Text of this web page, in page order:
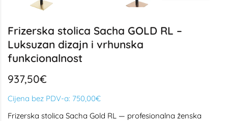
Frizerska stolica Sacha GOLD RL –
Luksuzan dizajn i vrhunska
funkcionalnost
937,50€
Cijena bez PDV-a: 750,00€
Frizerska stolica Sacha Gold RL — profesionalna ženska